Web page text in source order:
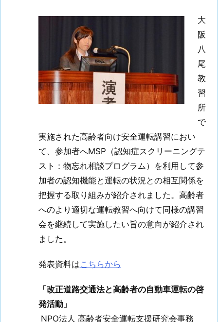
大
阪
八
尾
教
習
所
で
実施された高齢者向け安全運転講習におい
て、参加者へMSP（認知症スクリーニングテ
スト：物忘れ相談プログラム）を利用して参
加者の認知機能と運転の状況との相互関係を
把握する取り組みが紹介されました。高齢者
へのより適切な運転教習へ向けて同様の講習
会を継続して実施したい旨の意向が紹介され
ました。
発表資料はこちらから
「改正道路交通法と高齢者の自動車運転の啓
発活動」
NPO法人 高齢者安全運転支援研究会事務